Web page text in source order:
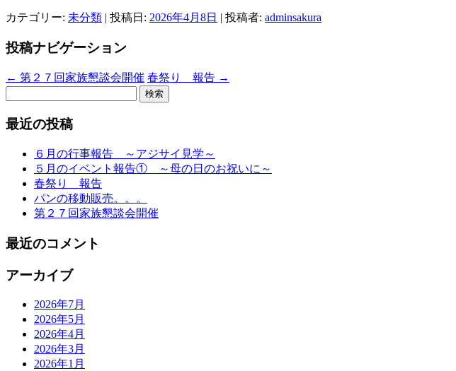
カテゴリー: 未分類 | 投稿日: 2026年4月8日 | 投稿者: adminsakura
投稿ナビゲーション
← 第２７回家族懇談会開催 春祭り 報告 →
最近の投稿
６月の行事報告 ～アジサイ見学～
５月のイベント報告① ～母の日のお祝いに～
春祭り 報告
パンの移動販売。。。
第２７回家族懇談会開催
最近のコメント
アーカイブ
2026年7月
2026年5月
2026年4月
2026年3月
2026年1月